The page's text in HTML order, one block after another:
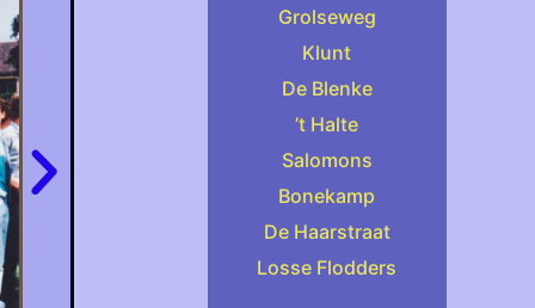
Grolseweg
Klunt
De Blenke
’t Halte
Salomons
Bonekamp
De Haarstraat
Losse Flodders